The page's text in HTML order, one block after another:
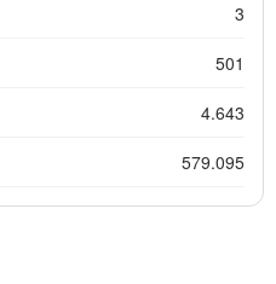
3
501
4.643
579.095